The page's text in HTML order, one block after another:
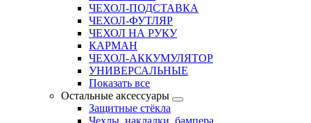
ЧЕХОЛ-ПОДСТАВКА
ЧЕХОЛ-ФУТЛЯР
ЧЕХОЛ НА РУКУ
КАРМАН
ЧЕХОЛ-АККУМУЛЯТОР
УНИВЕРСАЛЬНЫЕ
Показать все
Остальные аксессуары
Защитные стёкла
Чехлы, накладки, бампера